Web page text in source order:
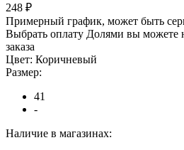
248 ₽
Примерный график, может быть
Выбрать оплату Долями вы можете
заказа
Цвет: Коричневый
Размер:
41
-
Наличие в магазинах: